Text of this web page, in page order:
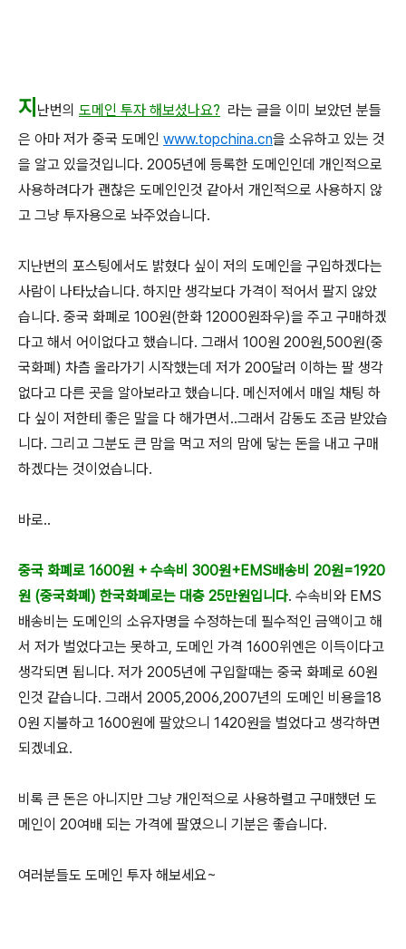
지 난번의 도메인 투자 해보셨나요? 라는 글을 이미 보았던 분들
은 아마 저가 중국 도메인 www.topchina.cn을 소유하고 있는 것
을 알고 있을것입니다. 2005년에 등록한 도메인인데 개인적으로
사용하려다가 괜찮은 도메인인것 같아서 개인적으로 사용하지 않
고 그냥 투자용으로 놔주었습니다.
지난번의 포스팅에서도 밝혔다 싶이 저의 도메인을 구입하겠다는
사람이 나타났습니다. 하지만 생각보다 가격이 적어서 팔지 않았
습니다. 중국 화폐로 100원(한화 12000원좌우)을 주고 구매하겠
다고 해서 어이없다고 했습니다. 그래서 100원 200원,500원(중
국화폐) 차츰 올라가기 시작했는데 저가 200달러 이하는 팔 생각
없다고 다른 곳을 알아보라고 했습니다. 메신저에서 매일 채팅 하
다 싶이 저한테 좋은 말을 다 해가면서..그래서 감동도 조금 받았습
니다. 그리고 그분도 큰 맘을 먹고 저의 맘에 닿는 돈을 내고 구매
하겠다는 것이었습니다.
바로..
중국 화폐로 1600원 + 수속비 300원+EMS배송비 20원=1920
원 (중국화폐) 한국화폐로는 대충 25만원입니다. 수속비와 EMS
배송비는 도메인의 소유자명을 수정하는데 필수적인 금액이고 해
서 저가 벌었다고는 못하고, 도메인 가격 1600위엔은 이득이다고
생각되면 됩니다. 저가 2005년에 구입할때는 중국 화폐로 60원
인것 같습니다. 그래서 2005,2006,2007년의 도메인 비용을18
0원 지불하고 1600원에 팔았으니 1420원을 벌었다고 생각하면
되겠네요.
비록 큰 돈은 아니지만 그냥 개인적으로 사용하렬고 구매했던 도
메인이 20여배 되는 가격에 팔였으니 기분은 좋습니다.
여러분들도 도메인 투자 해보세요~